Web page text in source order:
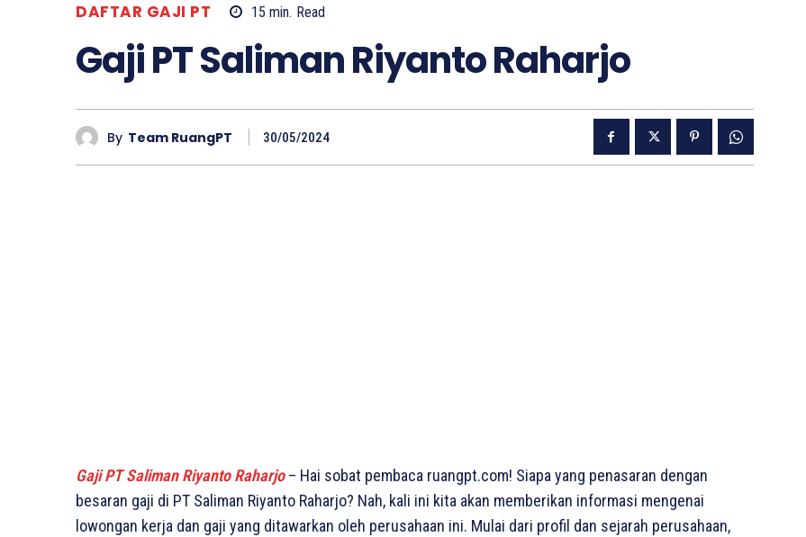
DAFTAR GAJI PT 15 min. Read
Gaji PT Saliman Riyanto Raharjo
By Team RuangPT 30/05/2024
Gaji PT Saliman Riyanto Raharjo– Hai sobat pembaca ruangpt.com! Siapa yang penasaran dengan
besaran gaji di PT Saliman Riyanto Raharjo? Nah, kali ini kita akan memberikan informasi mengenai
lowongan kerja dan gaji yang ditawarkan oleh perusahaan ini. Mulai dari profil dan sejarah perusahaan,